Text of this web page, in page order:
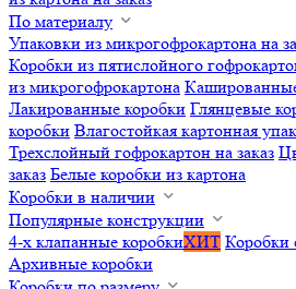
По материалу
Упаковки из микрогофрокартона на
Коробки из пятислойного
из микрогофрокартона
Лакированные коробки Глянцевые
коробки Влагостойкая картонная
Трехслойный гофрокартон на заказ
заказ Белые коробки из картона
Коробки в наличии
Популярные конструкции
4-х клапанные коробкиХИТ Коробки
Архивные коробки